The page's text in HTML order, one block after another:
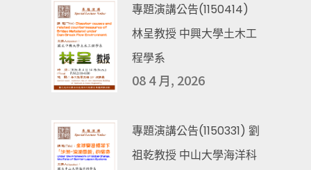
專題演講公告(1150414)
林呈教授 中興大學土木工
程學系
08 4 月, 2026
專題演講公告(1150331) 劉
祖乾教授 中山大學海洋科